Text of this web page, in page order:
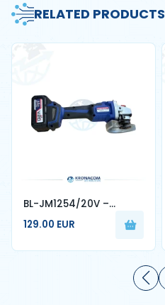
RELATED PRODUCTS
BL-JM1254/20V –
Meuleuse Sans Fil 20V
4.0Ah Disque 125 mm
129.00 EUR